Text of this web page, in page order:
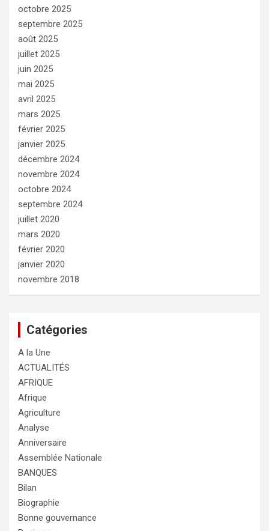
octobre 2025
septembre 2025
août 2025
juillet 2025
juin 2025
mai 2025
avril 2025
mars 2025
février 2025
janvier 2025
décembre 2024
novembre 2024
octobre 2024
septembre 2024
juillet 2020
mars 2020
février 2020
janvier 2020
novembre 2018
Catégories
A la Une
ACTUALITÉS
AFRIQUE
Afrique
Agriculture
Analyse
Anniversaire
Assemblée Nationale
BANQUES
Bilan
Biographie
Bonne gouvernance